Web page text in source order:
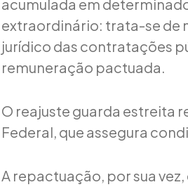
acumulada em
extraordinário: trata-se de
jurídico das contratações
remuneração pactuada.
O reajuste guarda estreita
Federal, que assegura
A repactuação, por sua